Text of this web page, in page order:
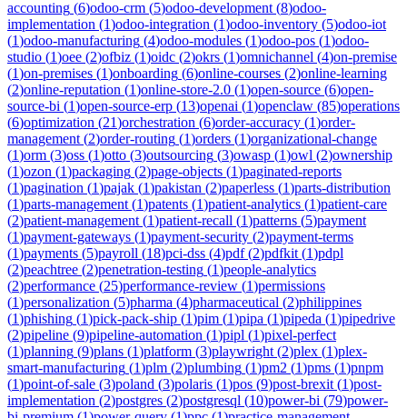
accounting (6)odoo-crm (5)odoo-development (8)odoo-
implementation (1)odoo-integration (1)odoo-inventory (5)odoo-iot
(1)odoo-manufacturing (4)odoo-modules (1)odoo-pos (1)odoo-
studio (1)oee (2)ofbiz (1)oidc (2)okrs (1)omnichannel (4)on-premise
(1)on-premises (1)onboarding (6)online-courses (2)online-learning
(2)online-reputation (1)online-store-2.0 (1)open-source (6)open-
source-bi (1)open-source-erp (13)openai (1)openclaw (85)operations
(6)optimization (21)orchestration (6)order-accuracy (1)order-
management (2)order-routing (1)orders (1)organizational-change
(1)orm (3)oss (1)otto (3)outsourcing (3)owasp (1)owl (2)ownership
(1)ozon (1)packaging (2)page-objects (1)paginated-reports
(1)pagination (1)pajak (1)pakistan (2)paperless (1)parts-distribution
(1)parts-management (1)patents (1)patient-analytics (1)patient-care
(2)patient-management (1)patient-recall (1)patterns (5)payment
(1)payment-gateways (1)payment-security (2)payment-terms
(1)payments (5)payroll (18)pci-dss (4)pdf(2)pdfkit (1)pdpl
(2)peachtree (2)penetration-testing (1)people-analytics
(2)performance (25)performance-review (1)permissions
(1)personalization (5)pharma (4)pharmaceutical (2)philippines
(1)phishing (1)pick-pack-ship (1)pim (1)pipa (1)pipeda (1)pipedrive
(2)pipeline (9)pipeline-automation (1)pipl (1)pixel-perfect
(1)planning (9)plans (1)platform (3)playwright (2)plex (1)plex-
smart-manufacturing (1)plm (2)plumbing (1)pm2 (1)pms (1)pnpm
(1)point-of-sale (3)poland (3)polaris (1)pos (9)post-brexit (1)post-
implementation (2)postgres (2)postgresql (10)power-bi (79)power-